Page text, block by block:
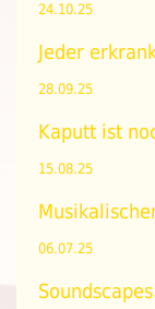
24.10.25
Jeder
28.09.25
Kaputt ist
15.08.25
06.07.25
Soundscapes